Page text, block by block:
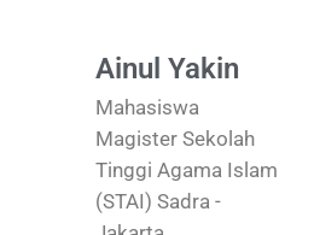
Ainul Yakin
Mahasiswa
Magister Sekolah
Tinggi Agama Islam
(STAI) Sadra -